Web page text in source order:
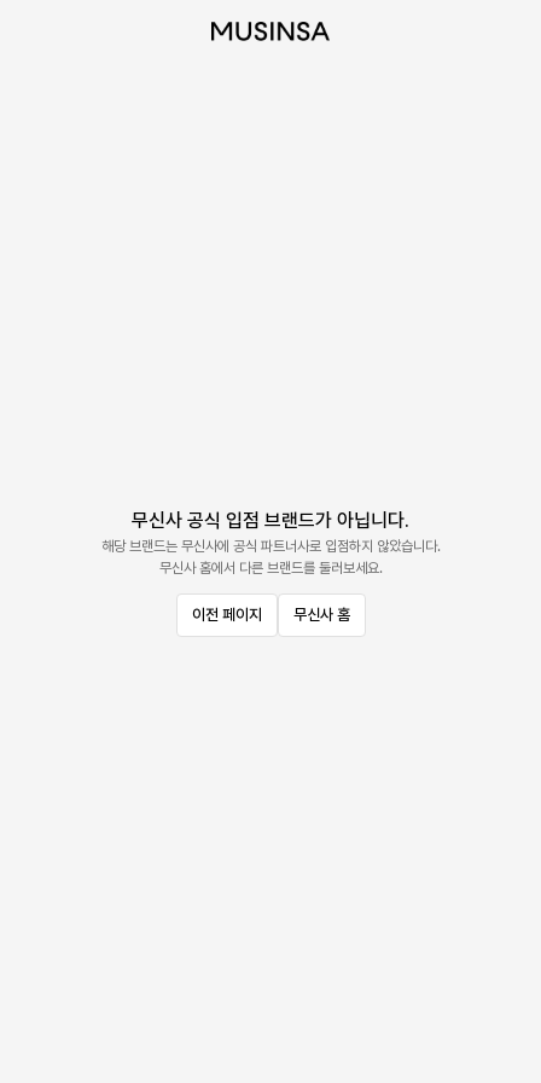
무신사 공식 입점 브랜드가 아닙니다.
해당 브랜드는 무신사에 공식 파트너사로 입점하지 않았습니다.
무신사 홈에서 다른 브랜드를 둘러보세요.
이전 페이지 무신사 홈